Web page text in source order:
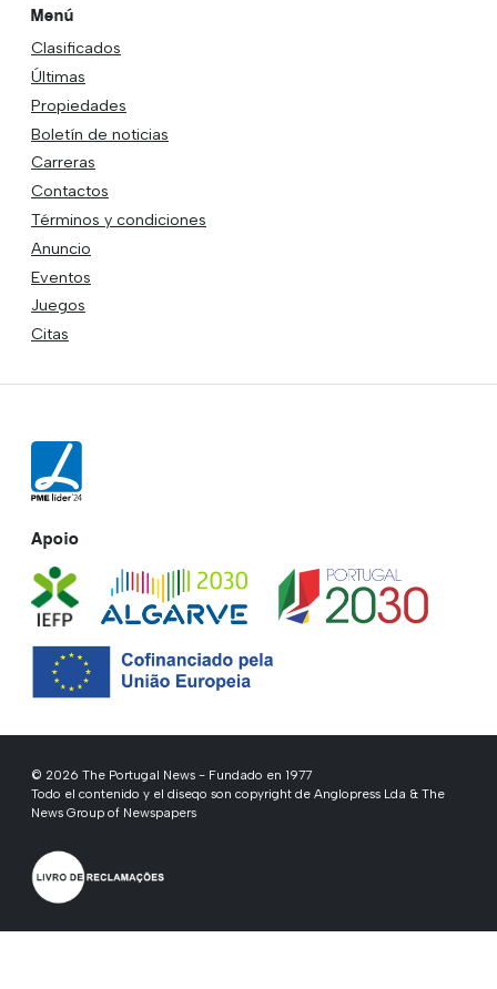
Menú
Clasificados
Últimas
Propiedades
Boletín de noticias
Carreras
Contactos
Términos y condiciones
Anuncio
Eventos
Juegos
Citas
Apoio
© 2026 The Portugal News - Fundado en 1977
Todo el contenido y el diseqo son copyright de Anglopress Lda & The
News Group of Newspapers